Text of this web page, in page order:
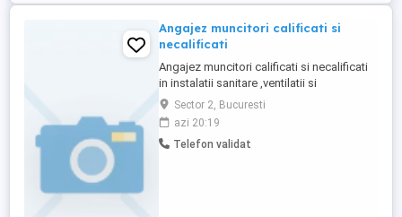
Angajez muncitori calificati si
necalificati
Angajez muncitori calificati si necalificati
in instalatii sanitare ,ventilatii si
climatizare. Ofer transport pana la locul de
munca sau masina daca esti posesor de
permis de conducere, Pentru mai multe
detalii ma puteti contacta la nr de telefon
Sector 2, Bucuresti
azi 20:19
Telefon validat